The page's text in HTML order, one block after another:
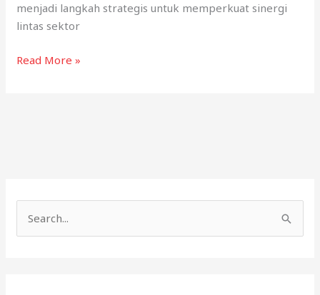
menjadi langkah strategis untuk memperkuat sinergi
lintas sektor
Pemerintah
MoU
untuk
Penguatan
Read More »